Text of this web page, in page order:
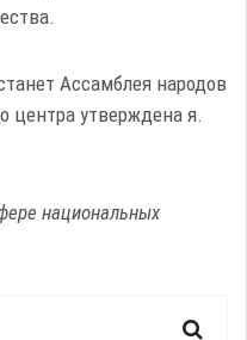
Ассамблея народов
центра утверждена я.
национальных